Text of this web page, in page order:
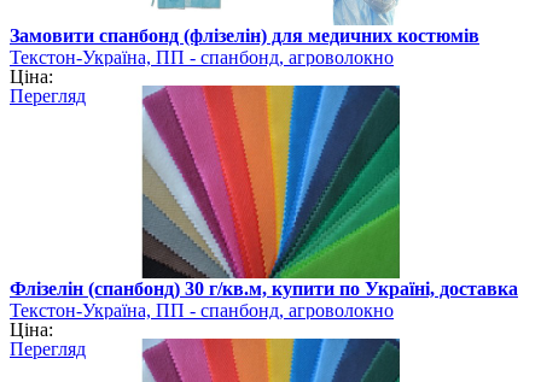
Замовити спанбонд (флізелін) для медичних костюмів
Текстон-Україна, ПП - спанбонд, агроволокно
Ціна:
Перегляд
Флізелін (спанбонд) 30 г/кв.м, купити по Україні, доставка
Текстон-Україна, ПП - спанбонд, агроволокно
Ціна:
Перегляд